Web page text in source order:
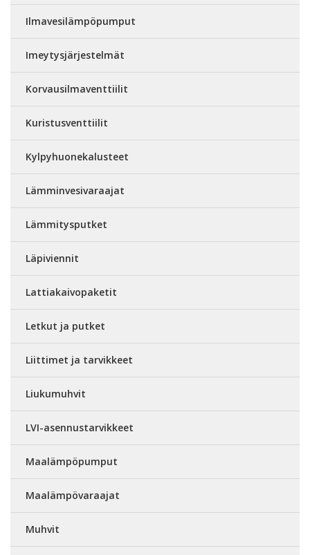
Ilmavesilämpöpumput
Imeytysjärjestelmät
Korvausilmaventtiilit
Kuristusventtiilit
Kylpyhuonekalusteet
Lämminvesivaraajat
Lämmitysputket
Läpiviennit
Lattiakaivopaketit
Letkut ja putket
Liittimet ja tarvikkeet
Liukumuhvit
LVI-asennustarvikkeet
Maalämpöpumput
Maalämpövaraajat
Muhvit